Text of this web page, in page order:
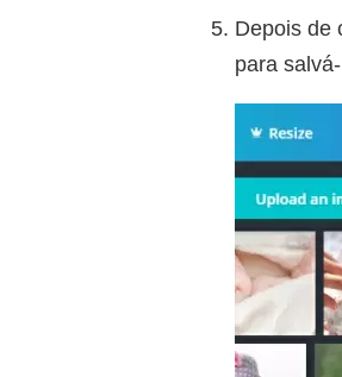
Depois de
para